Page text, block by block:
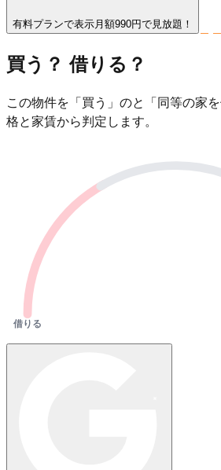
有料プランで表示 月額990円で見放題！
買う？ 借りる？
この物件を「買う」のと「同等の家
格と家賃から判定します。
借りる